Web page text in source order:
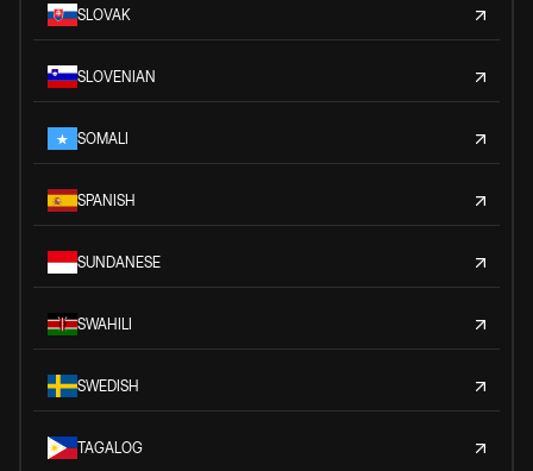
SLOVAK
SLOVENIAN
SOMALI
SPANISH
SUNDANESE
SWAHILI
SWEDISH
TAGALOG